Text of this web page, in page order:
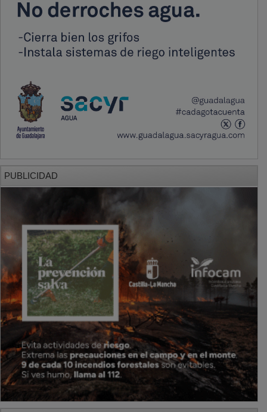
PUBLICIDAD